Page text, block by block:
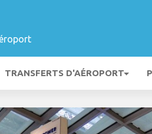
TRANSFERTS D'AÉROPORT